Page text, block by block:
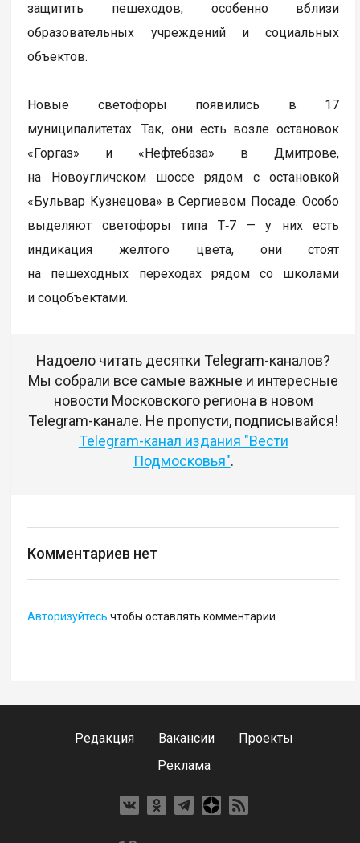
защитить пешеходов, особенно вблизи
образовательных учреждений и социальных
объектов.
Новые светофоры появились в 17
муниципалитетах. Так, они есть возле остановок
«Горгаз» и «Нефтебаза» в Дмитрове,
на Новоугличском шоссе рядом с остановкой
«Бульвар Кузнецова» в Сергиевом Посаде. Особо
выделяют светофоры типа Т‑7 — у них есть
индикация желтого цвета, они стоят
на пешеходных переходах рядом со школами
и соцобъектами.
Надоело читать десятки Telegram-каналов?
Мы собрали все самые важные и интересные
новости Московского региона в новом
Telegram-канале. Не пропусти, подписывайся!
Telegram-канал издания "Вести
Подмосковья".
Комментариев нет
Авторизуйтесь чтобы оставлять комментарии
Редакция Вакансии
Проекты
Реклама